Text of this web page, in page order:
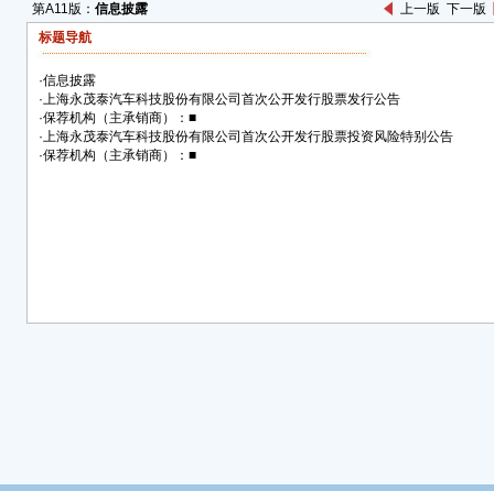
第A11版： 信息披露 上一版 下一版
标题导航
·信息披露
·上海永茂泰汽车科技股份有限公司首次公开发行股票发行公告
·保荐机构（主承销商）：■
·上海永茂泰汽车科技股份有限公司首次公开发行股票投资风险特别公告
·保荐机构（主承销商）：■